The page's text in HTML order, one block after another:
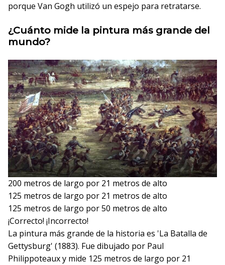
porque Van Gogh utilizó un espejo para retratarse.
¿Cuánto mide la pintura más grande del
mundo?
200 metros de largo por 21 metros de alto
125 metros de largo por 21 metros de alto
125 metros de largo por 50 metros de alto
¡Correcto! ¡Incorrecto!
La pintura más grande de la historia es 'La Batalla de
Gettysburg' (1883). Fue dibujado por Paul
Philippoteaux y mide 125 metros de largo por 21